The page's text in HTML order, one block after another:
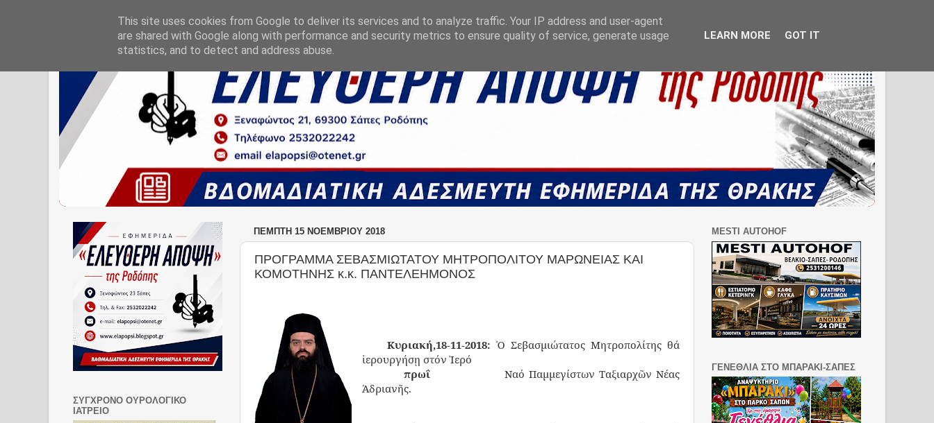
ΠΈΜΠΤΗ 15 ΝΟΕΜΒΡΊΟΥ 2018
ΠΡΟΓΡΑΜΜΑ ΣΕΒΑΣΜΙΩΤΑΤΟΥ ΜΗΤΡΟΠΟΛΙΤΟΥ ΜΑΡΩΝΕΙΑΣ ΚΑΙ
ΚΟΜΟΤΗΝΗΣ κ.κ. ΠΑΝΤΕΛΕΗΜΟΝΟΣ
Κυριακή,18-11-2018:Ὁ Σεβασμιώτατος Μητροπολίτης θά
ἱερουργήσῃ στόν Ἱερό
πρωΐ
Ναό Παμμεγίστων Ταξιαρχῶν Νέας
Ἀδριανῆς.
ΣΥΓΧΡΟΝΟ ΟΥΡΟΛΟΓΙΚΟ
ΙΑΤΡΕΙΟ
MESTI AUTOHOF
ΓΕΝΕΘΛΙΑ ΣΤΟ ΜΠΑΡΑΚΙ-ΣΑΠΕΣ
This site uses cookies from Google to deliver its services and to analyze traffic. Your IP address and user-agent
are shared with Google along with performance and security metrics to ensure quality of service, generate usage
statistics, and to detect and address abuse.
LEARN MORE GOT IT